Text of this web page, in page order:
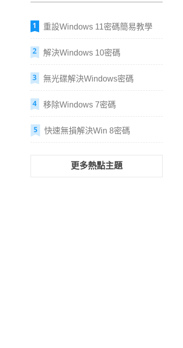
重設Windows 11密碼簡易教學
解決Windows 10密碼
無光碟解決Windows密碼
移除Windows 7密碼
快速無損解決Win 8密碼
更多熱點主題